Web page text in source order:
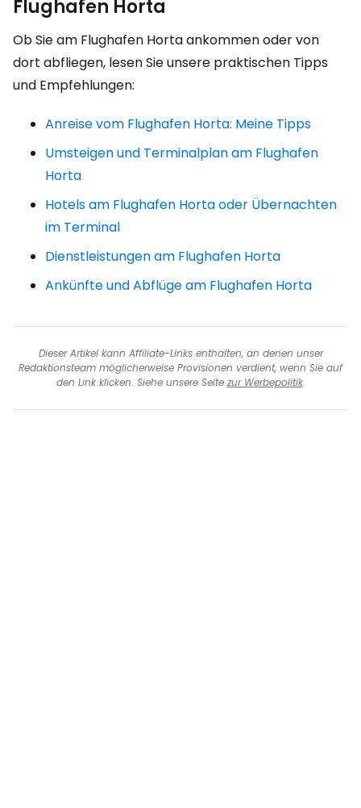
Flughafen Horta
Ob Sie am Flughafen Horta ankommen oder von
dort abfliegen, lesen Sie unsere praktischen Tipps
und Empfehlungen:
Anreise vom Flughafen Horta: Meine Tipps
Umsteigen und Terminalplan am Flughafen
Horta
Hotels am Flughafen Horta oder Übernachten
im Terminal
Dienstleistungen am Flughafen Horta
Ankünfte und Abflüge am Flughafen Horta
Dieser Artikel kann Affiliate-Links enthalten, an denen unser
Redaktionsteam möglicherweise Provisionen verdient, wenn Sie auf
den Link klicken. Siehe unsere Seite zur Werbepolitik.